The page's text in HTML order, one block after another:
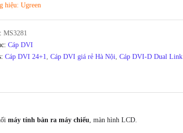
hiệu: Ugreen
MS3281
Cáp DVI
Cáp DVI 24+1, Cáp DVI giá rẻ Hà Nội, Cáp DVI-D Dual Link
máy tính bàn ra máy chiếu, màn hình LCD.